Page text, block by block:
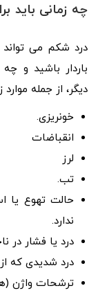
چه زمانی باید
درد شکم می تواند
باردار باشید و
دیگر، از جمله
خونریزی.
انقباضات
لرز
تب.
حالت تهوع یا
ندارد.
درد یا فشار در
درد شدیدی که
ترشحات واژن